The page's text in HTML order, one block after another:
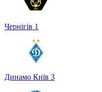
Чернігів 1
Динамо Київ 3